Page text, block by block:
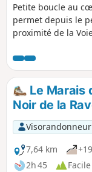
Petite boucle au
permet depuis le
proximité de la
quartier de la
petite ronde
Randonnée
Le Marais
Noir de la
Visorandonneur
7,64 km
2h 45
Facile